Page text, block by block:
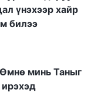
үнэхээр хайр
билээ
минь Таныг
ирэхэд